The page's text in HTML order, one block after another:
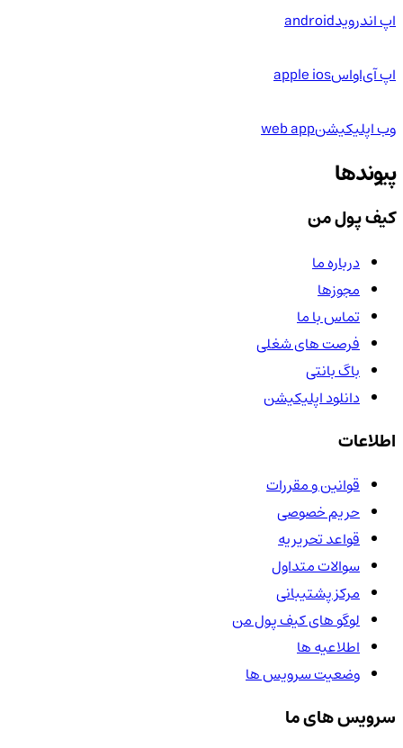
اپ اندرویدandroid
اپ آی‌او‌اسapple ios
وب اپلیکیشنweb app
پیوندها
کیف پول من
درباره ما
مجوزها
تماس با ما
فرصت های شغلی
باگ بانتی
دانلود اپلیکیشن
اطلاعات
قوانین و مقررات
حریم خصوصی
قواعد تحریریه
سوالات متداول
مرکز پشتیبانی
لوگو های کیف پول من
اطلاعیه ها
وضعیت سرویس ها
سرویس های ما